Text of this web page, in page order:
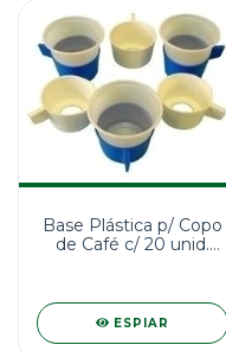
Base Plástica p/ Copo
de Café c/ 20 unid.
ESPIAR